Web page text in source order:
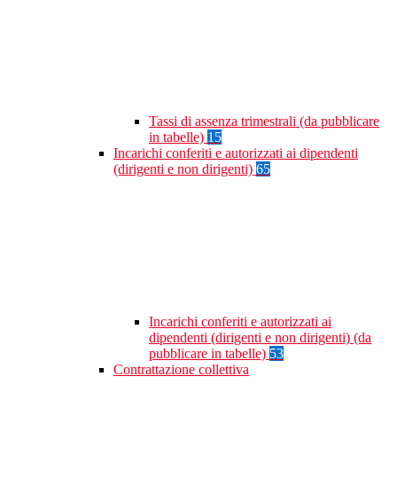
Tassi di assenza trimestrali (da pubblicare
in tabelle) 15
Incarichi conferiti e autorizzati ai dipendenti
(dirigenti e non dirigenti) 65
Incarichi conferiti e autorizzati ai
dipendenti (dirigenti e non dirigenti) (da
pubblicare in tabelle) 53
Contrattazione collettiva